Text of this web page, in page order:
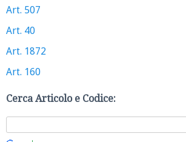
Art. 507
Art. 40
Art. 1872
Art. 160
Cerca Articolo e Codice: